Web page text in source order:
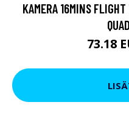
KAMERA 16MINS
73.18